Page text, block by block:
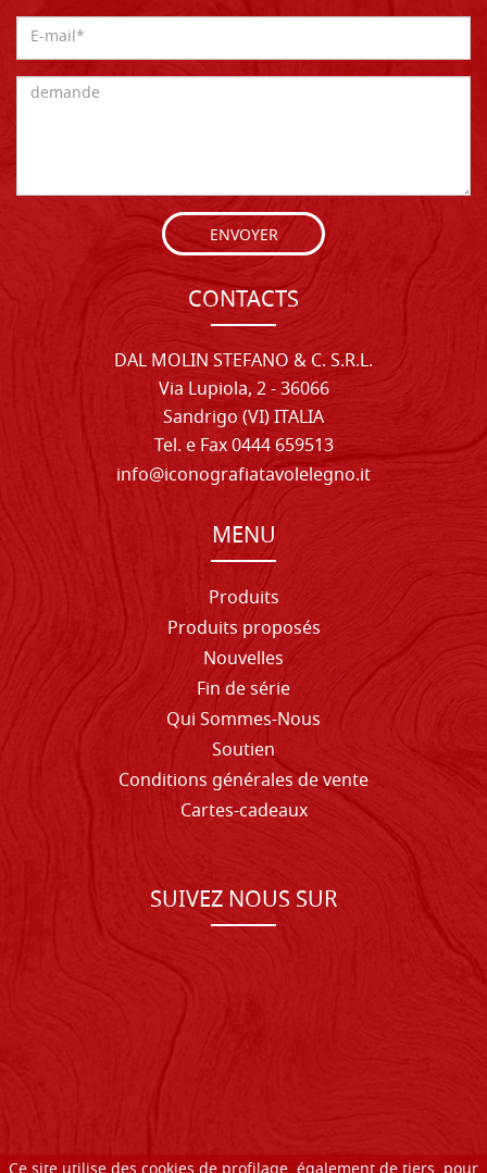
ENVOYER
CONTACTS
DAL MOLIN STEFANO & C. S.R.L.
Via Lupiola, 2 - 36066
Sandrigo (VI) ITALIA
Tel. e Fax 0444 659513
info@iconografiatavolelegno.it
MENU
Produits
Produits proposés
Nouvelles
Fin de série
Qui Sommes-Nous
Soutien
Conditions générales de vente
Cartes-cadeaux
SUIVEZ NOUS SUR